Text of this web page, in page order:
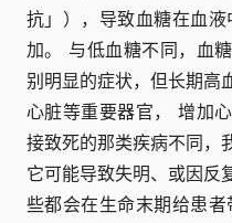
抗」），导致血糖在血
加。 与低血糖不同，血
别明显的症状，但长期高
心脏等重要器官， 增加
接致死的那类疾病不同，
它可能导致失明、或因反
些都会在生命末期给患者